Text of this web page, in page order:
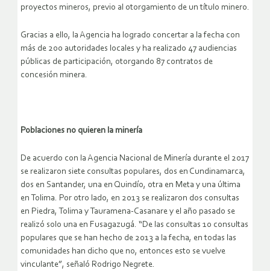
proyectos mineros, previo al otorgamiento de un título minero.
Gracias a ello, la Agencia ha logrado concertar a la fecha con
más de 200 autoridades locales y ha realizado 47 audiencias
públicas de participación, otorgando 87 contratos de
concesión minera.
Poblaciones no quieren la minería
De acuerdo con la Agencia Nacional de Minería durante el 2017
se realizaron siete consultas populares, dos en Cundinamarca,
dos en Santander, una en Quindío, otra en Meta y una última
en Tolima. Por otro lado, en 2013 se realizaron dos consultas
en Piedra, Tolima y Tauramena-Casanare y el año pasado se
realizó solo una en Fusagazugá. “De las consultas 10 consultas
populares que se han hecho de 2013 a la fecha, en todas las
comunidades han dicho que no, entonces esto se vuelve
vinculante”, señaló Rodrigo Negrete.